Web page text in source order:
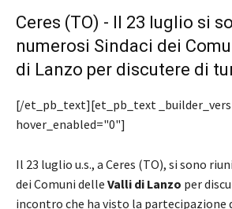
Ceres (TO) - Il 23 luglio si
numerosi Sindaci dei
di Lanzo per discutere di
[/et_pb_text][et_pb_text
hover_enabled="0"]
Il 23 luglio u.s., a Ceres (TO), si sono
dei Comuni delle Valli di Lanzo per
incontro che ha visto la partecipazione